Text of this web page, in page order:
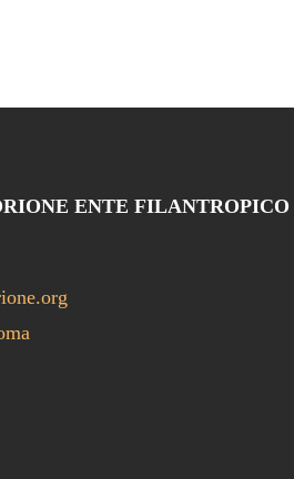
ENTE FILANTROPICO